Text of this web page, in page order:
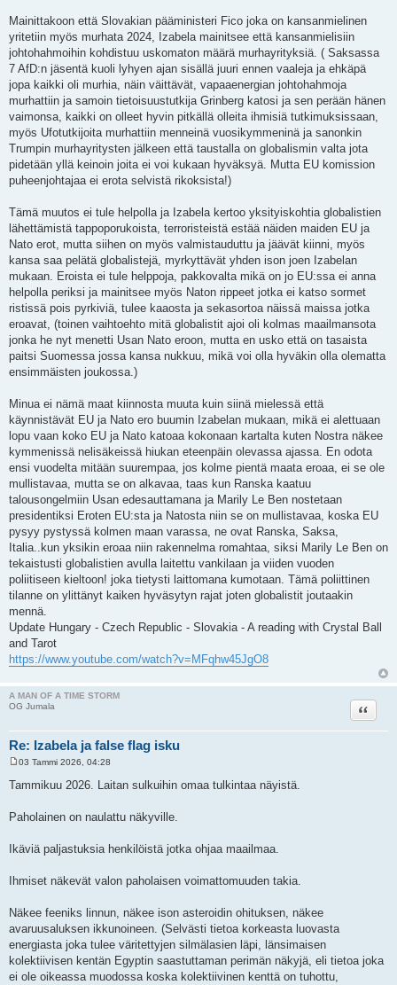
Mainittakoon että Slovakian pääministeri Fico joka on kansanmielinen
yritetiin myös murhata 2024, Izabela mainitsee että kansanmielisiin
johtohahmoihin kohdistuu uskomaton määrä murhayrityksiä. ( Saksassa
7 AfD:n jäsentä kuoli lyhyen ajan sisällä juuri ennen vaaleja ja ehkäpä
jopa kaikki oli murhia, näin väittävät, vapaaenergian johtohahmoja
murhattiin ja samoin tietoisuustutkija Grinberg katosi ja sen perään hänen
vaimonsa, kaikki on olleet hyvin pitkällä olleita ihmisiä tutkimuksissaan,
myös Ufotutkijoita murhattiin menneinä vuosikymmeninä ja sanonkin
Trumpin murhayritysten jälkeen että taustalla on globalismin valta jota
pidetään yllä keinoin joita ei voi kukaan hyväksyä. Mutta EU komission
puheenjohtajaa ei erota selvistä rikoksista!)
Tämä muutos ei tule helpolla ja Izabela kertoo yksityiskohtia globalistien
lähettämistä tappoporukoista, terroristeistä estää näiden maiden EU ja
Nato erot, mutta siihen on myös valmistauduttu ja jäävät kiinni, myös
kansa saa pelätä globalistejä, myrkyttävät yhden ison joen Izabelan
mukaan. Eroista ei tule helppoja, pakkovalta mikä on jo EU:ssa ei anna
helpolla periksi ja mainitsee myös Naton rippeet jotka ei katso sormet
ristissä pois pyrkiviä, tulee kaaosta ja sekasortoa näissä maissa jotka
eroavat, (toinen vaihtoehto mitä globalistit ajoi oli kolmas maailmansota
jonka he nyt menetti Usan Nato eroon, mutta en usko että on tasaista
paitsi Suomessa jossa kansa nukkuu, mikä voi olla hyväkin olla olematta
ensimmäisten joukossa.)
Minua ei nämä maat kiinnosta muuta kuin siinä mielessä että
käynnistävät EU ja Nato ero buumin Izabelan mukaan, mikä ei alettuaan
lopu vaan koko EU ja Nato katoaa kokonaan kartalta kuten Nostra näkee
kymmenissä nelisäkeissä hiukan eteenpäin olevassa ajassa. En odota
ensi vuodelta mitään suurempaa, jos kolme pientä maata eroaa, ei se ole
mullistavaa, mutta se on alkavaa, taas kun Ranska kaatuu
talousongelmiin Usan edesauttamana ja Marily Le Ben nostetaan
presidentiksi Eroten EU:sta ja Natosta niin se on mullistavaa, koska EU
pysyy pystyssä kolmen maan varassa, ne ovat Ranska, Saksa,
Italia..kun yksikin eroaa niin rakennelma romahtaa, siksi Marily Le Ben on
tekaistusti globalistien avulla laitettu vankilaan ja viiden vuoden
poliitiseen kieltoon! joka tietysti laittomana kumotaan. Tämä poliittinen
tilanne on ylittänyt kaiken hyväsytyn rajat joten globalistit joutaakin
mennä.
Update Hungary - Czech Republic - Slovakia - A reading with Crystal Ball
and Tarot
https://www.youtube.com/watch?v=MFqhw45JgO8
A MAN OF A TIME STORM
OG Jumala
Re: Izabela ja false flag isku
Lainaa
e
i
03 Tammi 2026, 04:28
Tammikuu 2026. Laitan sulkuihin omaa tulkintaa näyistä.
Paholainen on naulattu näkyville.
Ikäviä paljastuksia henkilöistä jotka ohjaa maailmaa.
Ihmiset näkevät valon paholaisen voimattomuuden takia.
Näkee feeniks linnun, näkee ison asteroidin ohituksen, näkee
avaruusaluksen ikkunoineen. (Selvästi tietoa korkeasta luovasta
energiasta joka tulee väritettyjen silmälasien läpi, länsimaisen
kolektiivisen kentän Egyptin saastuttaman perimän näkyjä, eli tietoa joka
ei ole oikeassa muodossa koska kolektiivinen kenttä on tuhottu,